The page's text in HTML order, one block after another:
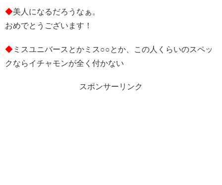
◆美人になるだろうなぁ。
おめでとうございます！
◆ ミスユニバースとかミス○○とか、この人くらいのスペッ
クならイチャモンが全く付かない
スポンサーリンク